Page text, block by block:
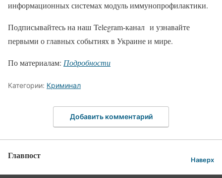
информационных системах модуль иммунопрофилактики.
Подписывайтесь на наш Telegram-канал и узнавайте
первыми о главных событиях в Украине и мире.
По материалам: Подробности
Категории: Криминал
Добавить комментарий
Главпост Наверх